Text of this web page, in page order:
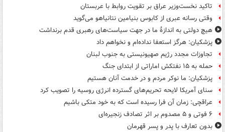
تاکید نخست‌وزیر عراق بر تقویت روابط با عربستان
وقتی رسانه عبری از کابوس بنیامین نتانیاهو می‌گوید
هیچ دولتی به اندازۀ ما در جهت سیاست‌های رهبری قدم برنداشت
پزشکیان: هرگز استعفا نداده‌ام و نخواهم داد
تجاوزات مجدد رژیم صهیونیستی به جنوب لبنان
حمله به ۱۵ نفتکش‌ اماراتی از ابتدای جنگ
پزشکیان: ما نوکر مردم و در خدمت آنان هستیم
سنای آمریکا لایحه تحریم‌های گسترده انرژی روسیه را تصویب کرد
عراقچی: زمان آن فرا رسیده است که به خود متکی باشیم
۶ فوتی و ۵ مصدوم بر اثر تصادف زنجیره‌ای
بدون تعارف با پدر و پسر قهرمان